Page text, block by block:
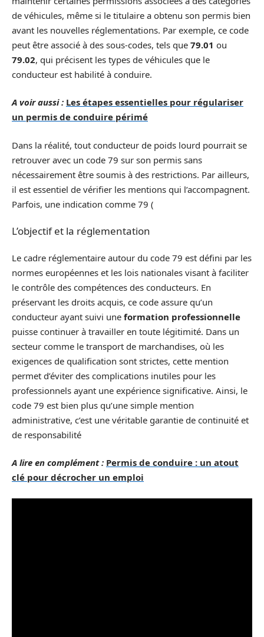
de véhicules, même si le titulaire a obtenu son permis bien
avant les nouvelles réglementations. Par exemple, ce code
peut être associé à des sous-codes, tels que 79.01 ou
79.02, qui précisent les types de véhicules que le
conducteur est habilité à conduire.
A voir aussi : Les étapes essentielles pour régulariser
un permis de conduire périmé
Dans la réalité, tout conducteur de poids lourd pourrait se
retrouver avec un code 79 sur son permis sans
nécessairement être soumis à des restrictions. Par ailleurs,
il est essentiel de vérifier les mentions qui l’accompagnent.
Parfois, une indication comme 79 (
L’objectif et la réglementation
Le cadre réglementaire autour du code 79 est défini par les
normes européennes et les lois nationales visant à faciliter
le contrôle des compétences des conducteurs. En
préservant les droits acquis, ce code assure qu’un
conducteur ayant suivi une formation professionnelle
puisse continuer à travailler en toute légitimité. Dans un
secteur comme le transport de marchandises, où les
exigences de qualification sont strictes, cette mention
permet d’éviter des complications inutiles pour les
professionnels ayant une expérience significative. Ainsi, le
code 79 est bien plus qu’une simple mention
administrative, c’est une véritable garantie de continuité et
de responsabilité
A lire en complément : Permis de conduire : un atout
clé pour décrocher un emploi